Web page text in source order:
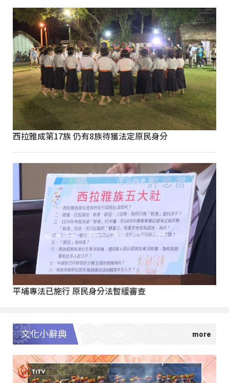
西拉雅成第17族 仍有8族待獲法定原民身分
平埔專法已施行 原民身分法暫緩審查
文化小辭典